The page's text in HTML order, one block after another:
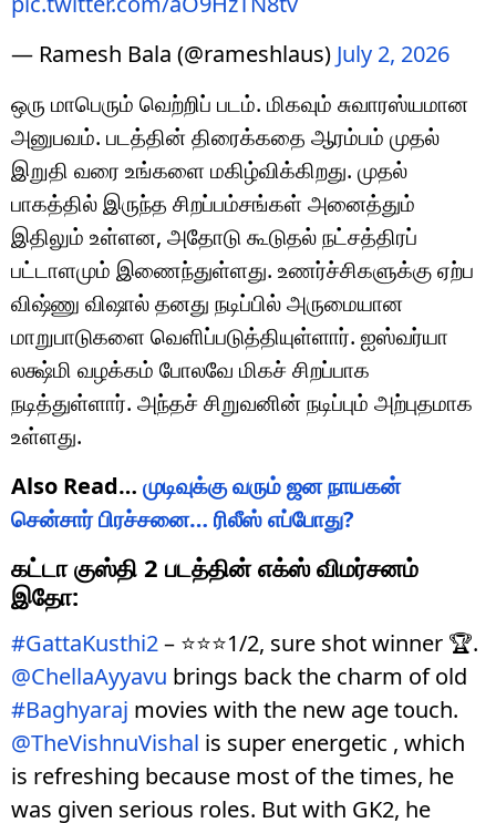
— Ramesh Bala (@rameshlaus) July 2, 2026
ஒரு மாபெரும் வெற்றிப் படம். மிகவும் சுவாரஸ்யமான
அனுபவம். படத்தின் திரைக்கதை ஆரம்பம் முதல்
இறுதி வரை உங்களை மகிழ்விக்கிறது. முதல்
பாகத்தில் இருந்த சிறப்பம்சங்கள் அனைத்தும்
இதிலும் உள்ளன, அதோடு கூடுதல் நட்சத்திரப்
பட்டாளமும் இணைந்துள்ளது. உணர்ச்சிகளுக்கு ஏற்ப
விஷ்ணு விஷால் தனது நடிப்பில் அருமையான
மாறுபாடுகளை வெளிப்படுத்தியுள்ளார். ஐஸ்வர்யா
லக்ஷ்மி வழக்கம் போலவே மிகச் சிறப்பாக
நடித்துள்ளார். அந்தச் சிறுவனின் நடிப்பும் அற்புதமாக
உள்ளது.
Also Read… முடிவுக்கு வரும் ஜன நாயகன்
சென்சார் பிரச்சனை… ரிலீஸ் எப்போது?
கட்டா குஸ்தி 2 படத்தின் எக்ஸ் விமர்சனம்
இதோ:
#GattaKusthi2– ⭐️⭐️⭐️1/2, sure shot winner 🏆.
@ChellaAyyavu brings back the charm of old
#Baghyaraj movies with the new age touch.
@TheVishnuVishal is super energetic , which
is refreshing because most of the times, he
was given serious roles. But with GK2, he